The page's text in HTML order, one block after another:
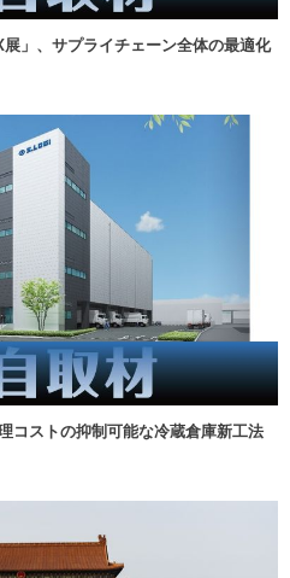
展」、サプライチェーン全体の最適化
コストの抑制可能な冷蔵倉庫新工法